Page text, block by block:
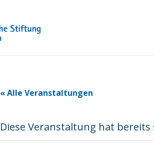
« Alle Veranstaltungen
Diese Veranstaltung hat